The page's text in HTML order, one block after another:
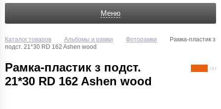
Меню
Каталог товаров Альбомы и рамки Фоторамки
Рамка-пластик з
подст. 21*30 RD 162 Ashen wood
Рамка-пластик з подст.
21*30 RD 162 Ashen wood
( 1 )